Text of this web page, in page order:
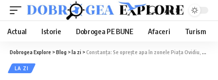
Aa
Actual Istorie Dobrogea PE BUNE Afaceri Turism
Dobrogea Explore >Blog >la zi >Constanța: Se oprește apa în zonele Piața Ovidiu, Peninsulară și Portul Turistic Tomis
LA ZI